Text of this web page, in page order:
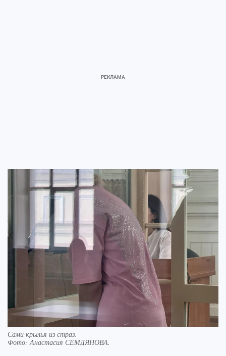
Сами крылья из страз.
Фото: Анастасия СЕМДЯНОВА.